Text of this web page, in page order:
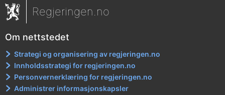
Regjeringen.no
Om nettstedet
Strategi og organisering av regjeringen.no
Innholdsstrategi for regjeringen.no
Personvernerklæring for regjeringen.no
Administrer informasjonskapsler